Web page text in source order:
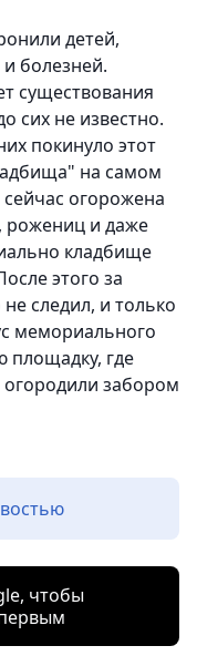
детей,
болезней.
существования
сих не известно.
покинуло этот
на самом
огорожена
рожениц и даже
кладбище
этого за
следил, и только
мемориального
площадку, где
забором
чтобы